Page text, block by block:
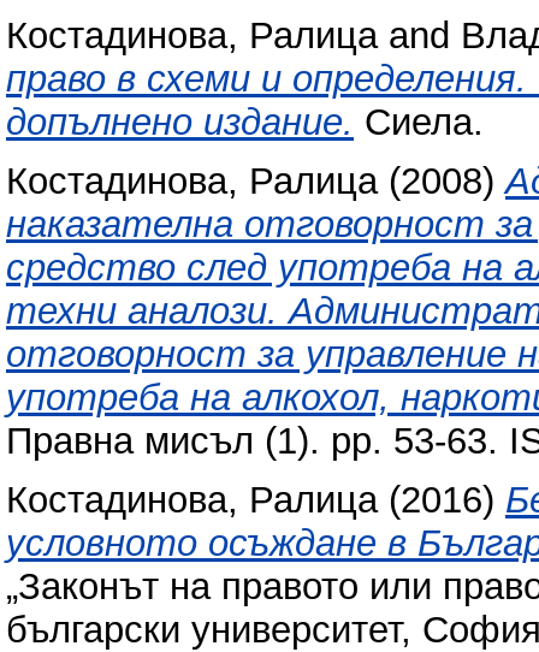
Костадинова, Ралицаand
право в схеми и
допълнено издание. Сиела.
Костадинова, Ралица(2008)
наказателна отговорност
средство след употреба на
техни аналози.
отговорност за управление
употреба на алкохол,
Правна мисъл (1). pp. 53-63.
Костадинова, Ралица(2016)
условното осъждане в
„Законът на правото или
български университет,